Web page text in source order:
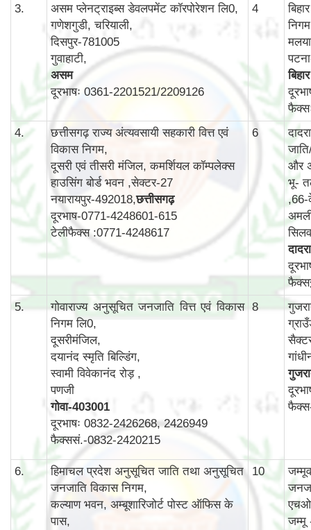
3.
असम प्लेनट्राइब्स डेवलपमेंट कॉरपोरेशन लि0,
गणेशगुडी, चरियाली,
दिसपुर-781005
गुवाहाटी,
असम
दूरभाषः 0361-2201521/2209126
4
बिहार
4.
छत्तीसगढ़ राज्य अंत्यवसायी सहकारी वित्त एवं
विकास निगम,
दूसरी एवं तीसरी मंजिल, कमर्शियल कॉम्‍पलेक्‍स
हाउसिंग बोर्ड भवन ,सेक्‍टर-27
नयारायपुर-492018,छत्तीसगढ़
दूरभाष-0771-4248601-615
टेलीफैक्स :0771-4248617
6
और
भू-
,66-
5.
गोवाराज्य अनुसूचित जनजाति वित्त एवं विकास
निगम लि0,
दूसरीमंजिल,
दयानंद स्मृति बिल्डिंग,
स्वामी विवेकानंद रोड़ ,
पणजी
गोवा-403001
दूरभाषः 0832-2426268, 2426949
फैक्ससं.-0832-2420215
8
6.
हिमाचल प्रदेश अनुसूचित जाति तथा अनुसूचित
जनजाति विकास निगम,
कल्याण भवन, अम्बूशारिजोर्ट पोस्ट ऑफिस के
पास,
10
एचओ
जम्मू